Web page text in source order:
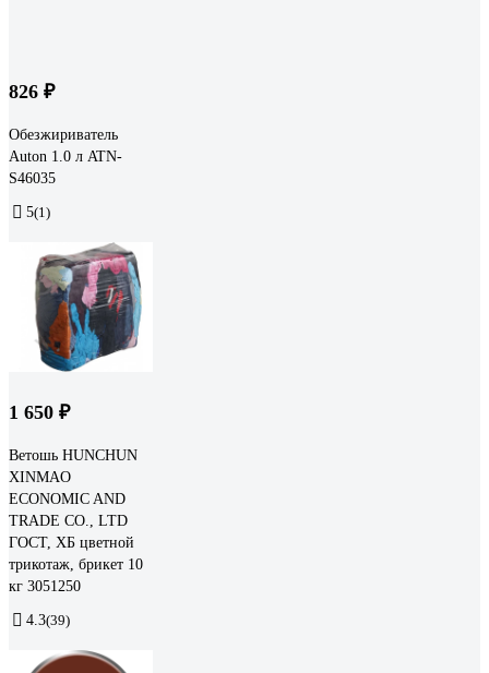
826 ₽
Обезжириватель
Auton 1.0 л ATN-
S46035
5(1)
1 650 ₽
Ветошь HUNCHUN
XINMAO
ECONOMIC AND
TRADE CO., LTD
ГОСТ, ХБ цветной
трикотаж, брикет 10
кг 3051250
4.3(39)